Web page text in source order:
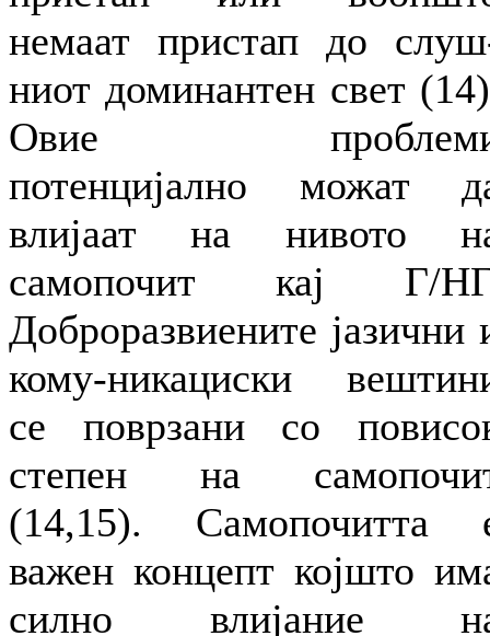
немаат пристап до
ниот доминантен свет
Овие
потенцијално можат
влијаат на нивото
самопочит кај Г/
Доброразвиените јазични
кому-никациски
се поврзани со
степен на
(14,15). Самопочитта
важен концепт којшто
силно влијание